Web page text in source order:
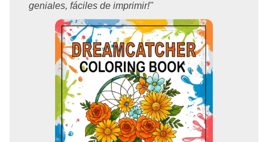
geniales, fáciles de imprimir!"